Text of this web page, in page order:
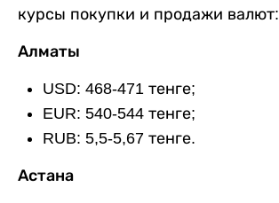
курсы покупки и продажи валют:
Алматы
USD: 468-471 тенге;
EUR: 540-544 тенге;
RUB: 5,5-5,67 тенге.
Астана